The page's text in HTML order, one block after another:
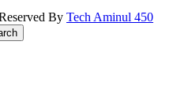
By Tech Aminul 450